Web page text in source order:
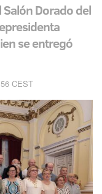
Dorado del
se entregó
CEST